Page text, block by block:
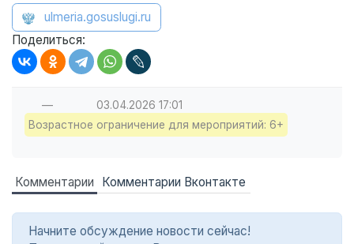
ulmeria.gosuslugi.ru
Поделиться:
— 03.04.2026 17:01
Возрастное ограничение для мероприятий: 6+
Комментарии Комментарии Вконтакте
Начните обсуждение новости сейчас!